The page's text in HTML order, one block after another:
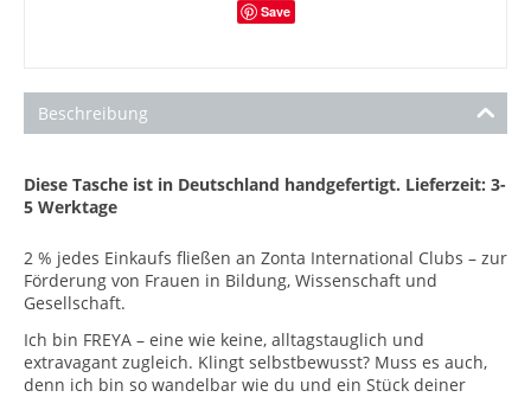
Save
Beschreibung
Diese Tasche ist in Deutschland handgefertigt. Lieferzeit: 3-
5 Werktage
2 % jedes Einkaufs fließen an Zonta International Clubs – zur
Förderung von Frauen in Bildung, Wissenschaft und
Gesellschaft.
Ich bin FREYA – eine wie keine, alltagstauglich und
extravagant zugleich. Klingt selbstbewusst? Muss es auch,
denn ich bin so wandelbar wie du und ein Stück deiner